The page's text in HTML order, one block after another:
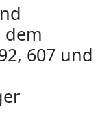
dem
607 und